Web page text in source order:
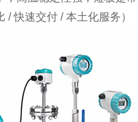
/ 快速交付 / 本土化服务）